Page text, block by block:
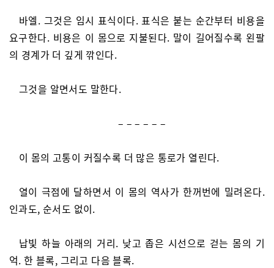
바엘. 그것은 임시 표식이다. 표식은 붙는 순간부터 비용을
요구한다. 비용은 이 몸으로 지불된다. 말이 길어질수록 왼팔
의 경계가 더 깊게 깎인다.
그것을 알면서도 말한다.
– – – – – –
이 몸의 고통이 커질수록 더 많은 통로가 열린다.
열이 극점에 달하면서 이 몸의 역사가 한꺼번에 밀려온다.
인과도, 순서도 없이.
납빛 하늘 아래의 거리. 낮고 좁은 시선으로 걷는 몸의 기
억. 한 블록, 그리고 다음 블록.